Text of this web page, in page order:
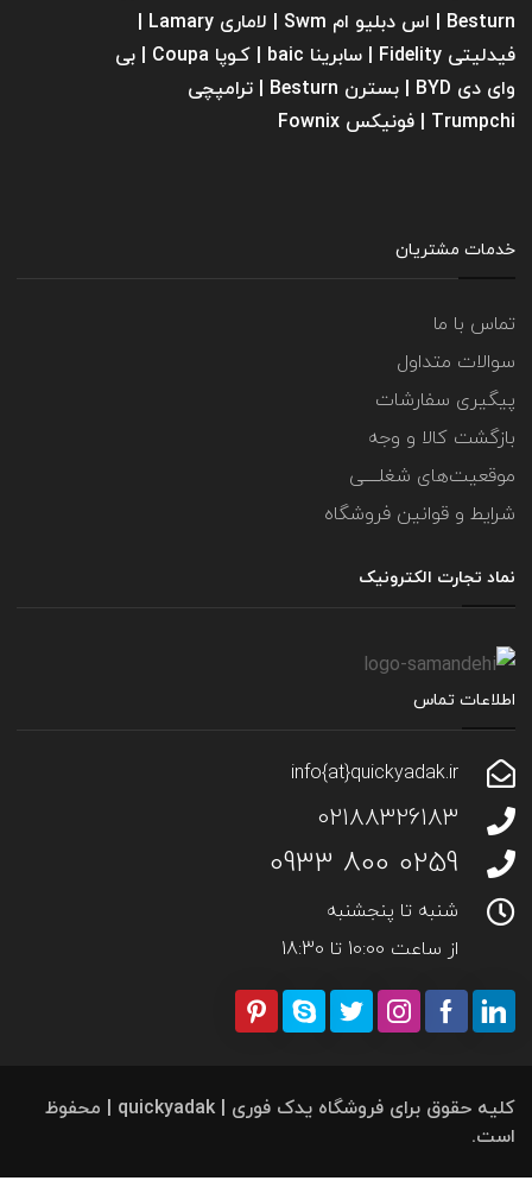
فیدلیتی Fidelity | سابرینا ‌baic | کـوپا Coupa | بی
وای دی BYD | بسترن Besturn | ترامپچی
Trumpchi | فونیکس Fownix
خدمات مشتریان
تماس با ما
سوالات متداول
پیگیری سفارشات
بازگشت کالا و وجه
موقعیت‌های شغلــــی
شرایط و قوانین فروشگاه
نماد تجارت الکترونیک
اطلاعات تماس
info{at}quickyadak.ir
02188326183
0259 800 0933
شنبه تا پنجشنبه
از ساعت 10:00 تا 18:30
کلیه حقوق برای فروشگاه یدک فوری | quickyadak | محفوظ
است.